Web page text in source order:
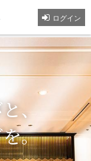
ログイン
、
。